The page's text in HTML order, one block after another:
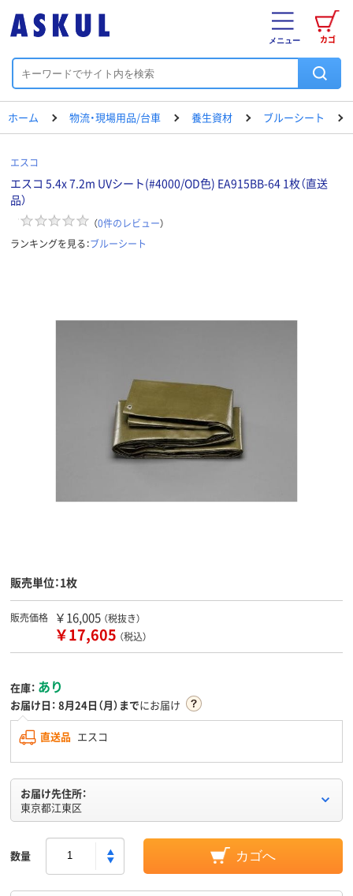
カゴ
メニュー
ホーム 物流・現場用品/台車 養生資材 ブルーシート
エスコ
エスコ 5.4x 7.2m UVシート(#4000/OD色) EA915BB-64 1枚（直送
品）
（0件のレビュー）
ランキングを見る：ブルーシート
販売単位：1枚
販売価格 ￥16,005 （税抜き）
￥17,605 （税込）
在庫： あり
お届け日： 8月24日（月）までにお届け
直送品 エスコ
お届け先住所：
東京都江東区
数量 カゴへ